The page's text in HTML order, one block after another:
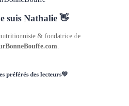
suis Nathalie 👋
& fondatrice de
préférés des lecteurs💛